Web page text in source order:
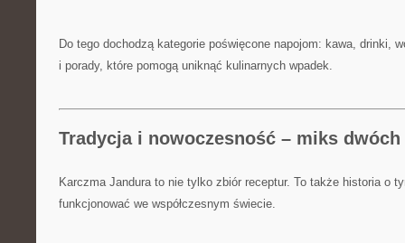
Do tego dochodzą kategorie poświęcone napojom: kawa, drinki,
i porady, które pomogą uniknąć kulinarnych wpadek.
Tradycja i nowoczesność – miks
Karczma Jandura to nie tylko zbiór receptur. To także historia o
funkcjonować we współczesnym świecie.